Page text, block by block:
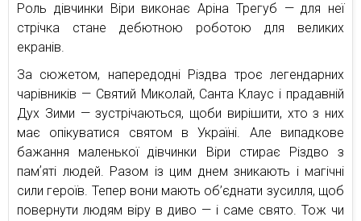
Роль дівчинки Віри виконає Аріна Трегуб — для неї
стрічка стане дебютною роботою для великих
екранів.
За сюжетом, напередодні Різдва троє легендарних
чарівників — Святий Миколай, Санта Клаус і прадавній
Дух Зими — зустрічаються, щоби вирішити, хто з них
має опікуватися святом в Україні. Але випадкове
бажання маленької дівчинки Віри стирає Різдво з
памʼяті людей. Разом із цим днем зникають і магічні
сили героїв. Тепер вони мають об’єднати зусилля, щоб
повернути людям віру в диво — і саме свято. Тож чи